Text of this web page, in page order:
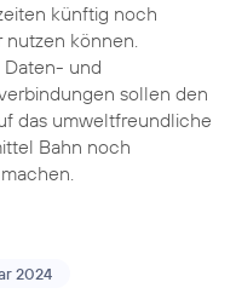
künftig noch
nutzen können.
Daten- und
sollen den
das umweltfreundliche
Bahn noch
2024